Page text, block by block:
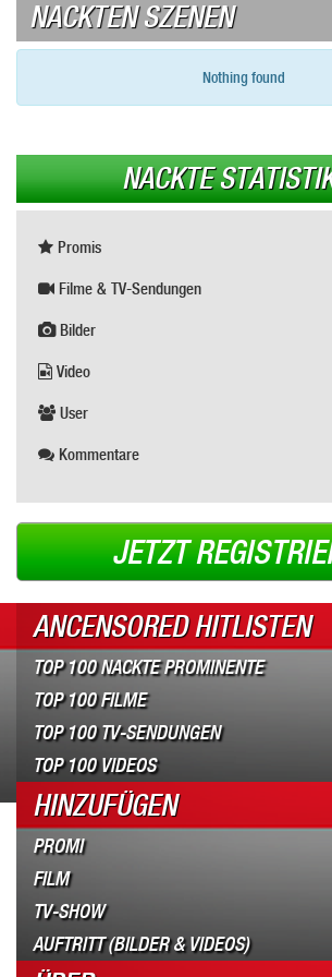
NACKTEN SZENEN
Nothing found
NACKTE
Promis
Filme & TV-Sendungen
Bilder
Video
User
Kommentare
JETZT
ANCENSORED HITLISTEN
TOP 100 NACKTE PROMINENTE
TOP 100 FILME
TOP 100 TV-SENDUNGEN
TOP 100 VIDEOS
HINZUFÜGEN
PROMI
FILM
TV-SHOW
AUFTRITT (BILDER & VIDEOS)